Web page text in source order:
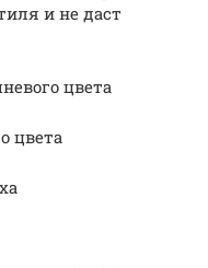
и не даст
цвета
цвета